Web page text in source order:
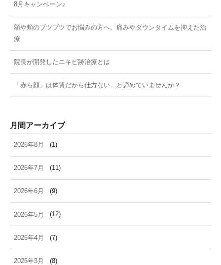
8月キャンペーン♪
額や頬のブツブツでお悩みの方へ。痛みやダウンタイムを抑えた治
療
院長が開発したニキビ跡治療とは
「赤ら顔」は体質だから仕方ない…と諦めていませんか？
月間アーカイブ
2026年8月 (1)
2026年7月 (11)
2026年6月 (9)
2026年5月 (12)
2026年4月 (7)
2026年3月 (8)